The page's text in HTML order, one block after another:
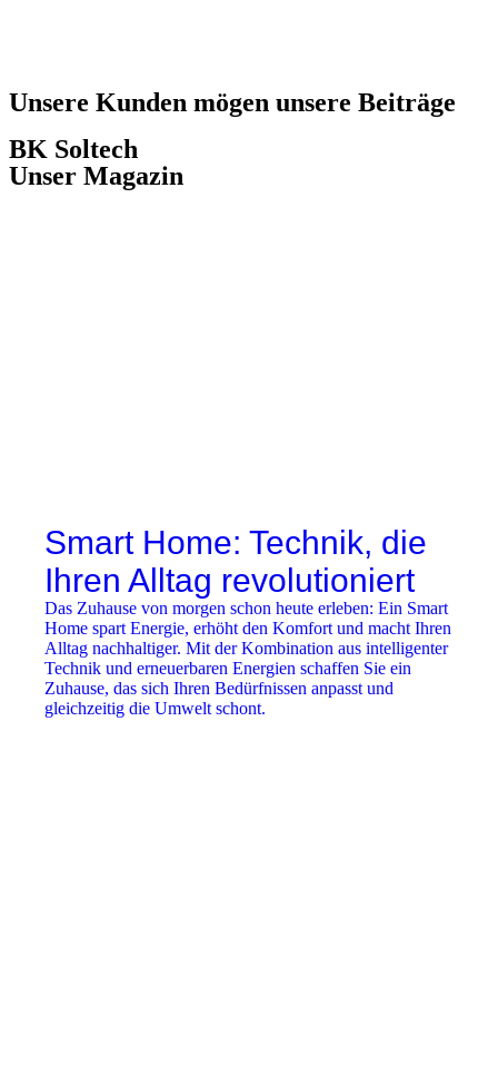
Unsere Kunden mögen unsere Beiträge
BK Soltech
Unser Magazin
Smart Home: Technik, die
Ihren Alltag revolutioniert
Das Zuhause von morgen schon heute erleben: Ein Smart
Home spart Energie, erhöht den Komfort und macht Ihren
Alltag nachhaltiger. Mit der Kombination aus intelligenter
Technik und erneuerbaren Energien schaffen Sie ein
Zuhause, das sich Ihren Bedürfnissen anpasst und
gleichzeitig die Umwelt schont.